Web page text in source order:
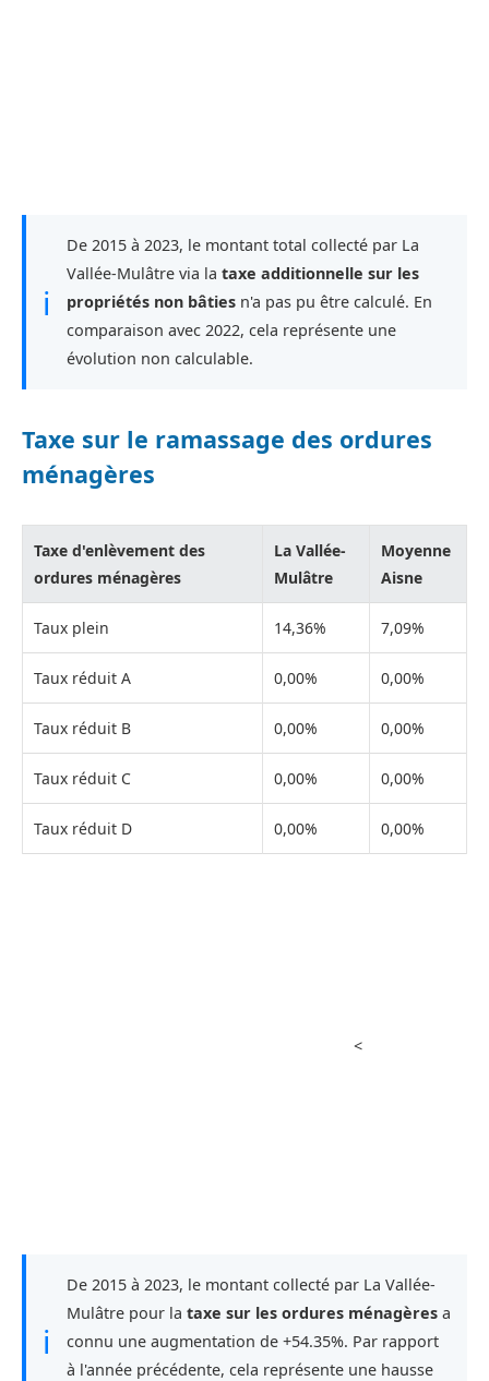
ℹ
De 2015 à 2023, le montant total collecté par La
Vallée-Mulâtre via la taxe additionnelle sur les
propriétés non bâties n'a pas pu être calculé. En
comparaison avec 2022, cela représente une
évolution non calculable.
Taxe sur le ramassage des ordures
ménagères
Taxe d'enlèvement des
ordures ménagères
La Vallée-
Mulâtre
Moyenne
Aisne
Taux plein 14,36% 7,09%
Taux réduit A 0,00% 0,00%
Taux réduit B 0,00% 0,00%
Taux réduit C 0,00% 0,00%
Taux réduit D 0,00% 0,00%
<
ℹ
De 2015 à 2023, le montant collecté par La Vallée-
Mulâtre pour la taxe sur les ordures ménagères a
connu une augmentation de +54.35%. Par rapport
à l'année précédente, cela représente une hausse